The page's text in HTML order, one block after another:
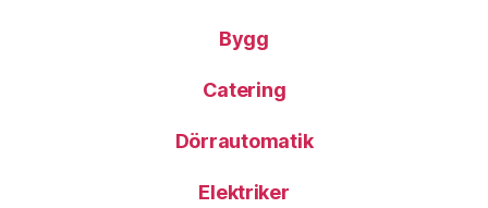
Bygg
Catering
Dörrautomatik
Elektriker